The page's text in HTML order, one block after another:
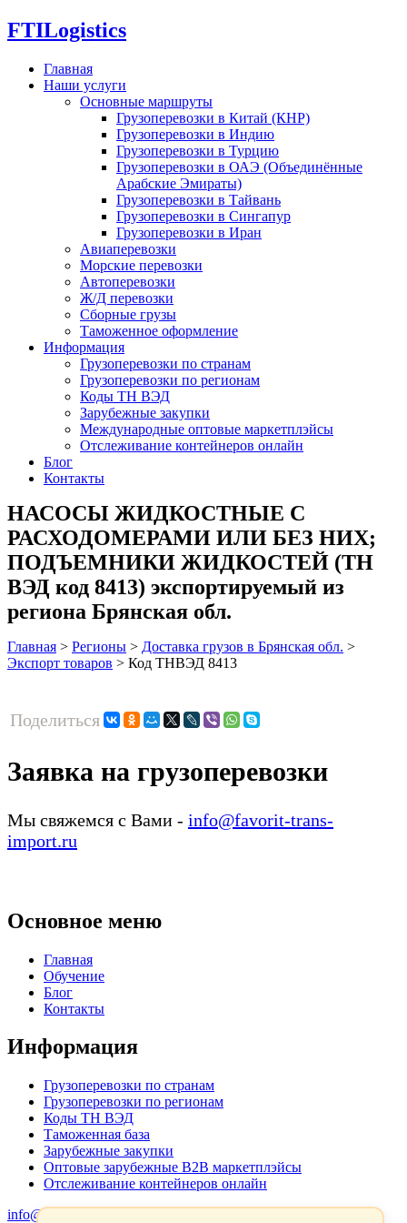
FTILogistics
Главная
Наши услуги
Основные маршруты
Грузоперевозки в Китай (КНР)
Грузоперевозки в Индию
Грузоперевозки в Турцию
Грузоперевозки в ОАЭ (Объединённые
Арабские Эмираты)
Грузоперевозки в Тайвань
Грузоперевозки в Сингапур
Грузоперевозки в Иран
Авиаперевозки
Морские перевозки
Автоперевозки
Ж/Д перевозки
Сборные грузы
Таможенное оформление
Информация
Грузоперевозки по странам
Грузоперевозки по регионам
Коды ТН ВЭД
Зарубежные закупки
Международные оптовые маркетплэйсы
Отслеживание контейнеров онлайн
Блог
Контакты
НАСОСЫ ЖИДКОСТНЫЕ С
РАСХОДОМЕРАМИ ИЛИ БЕЗ НИХ;
ПОДЪЕМНИКИ ЖИДКОСТЕЙ (ТН
ВЭД код 8413) экспортируемый из
региона Брянская обл.
Главная > Регионы > Доставка грузов в Брянская обл. >
Экспорт товаров > Код ТНВЭД 8413
Поделиться
Заявка на грузоперевозки
Мы свяжемся с Вами - info@favorit-trans-
import.ru
Основное меню
Главная
Обучение
Блог
Контакты
Информация
Грузоперевозки по странам
Грузоперевозки по регионам
Коды ТН ВЭД
Таможенная база
Зарубежные закупки
Оптовые зарубежные B2B маркетплэйсы
Отслеживание контейнеров онлайн
info@favorit-trans-import.ru